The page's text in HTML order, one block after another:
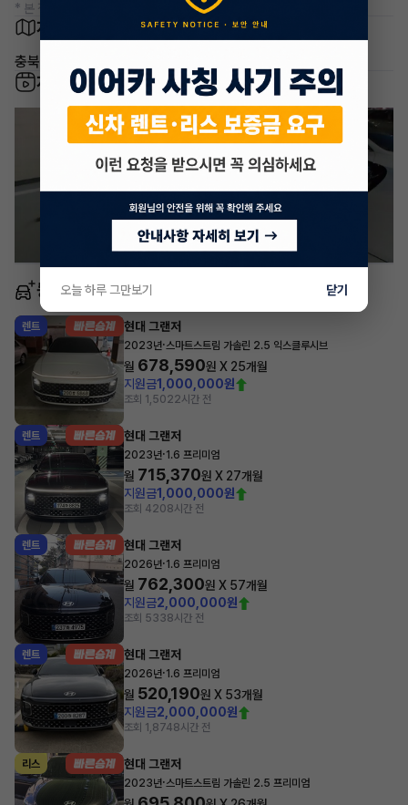
* 본 정보는 지자체마다 다를 수 있으니 실제 정보와 확인해 주세요.
차량 위치
충북 진천군 덕산읍 두촌리
차량 영상
동일 차종 이어카
렌트 현대 그랜저
2023년·스마트스트림 가솔린 2.5 익스클루시브
월 678,590원 X 25개월
지원금1,000,000원
조회 1,5022시간 전
렌트 현대 그랜저
2023년·1.6 프리미엄
월 715,370원 X 27개월
지원금1,000,000원
조회 4208시간 전
렌트 현대 그랜저
2026년·1.6 프리미엄
월 762,300원 X 57개월
지원금2,000,000원
조회 5338시간 전
렌트 현대 그랜저
2026년·1.6 프리미엄
월 520,190원 X 53개월
지원금2,000,000원
조회 1,8748시간 전
리스 현대 그랜저
2023년·스마트스트림 가솔린 2.5 프리미엄
오늘 하루 그만보기 닫기